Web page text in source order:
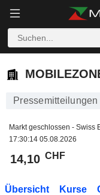
MOBILEZONE
Markt geschlossen - Swiss
17:30:14 05.08.2026
14,10 CHF
Übersicht Kurse